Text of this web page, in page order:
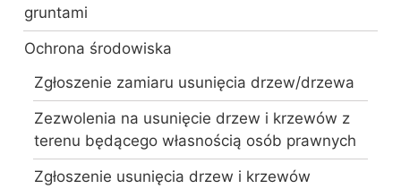
gruntami
Ochrona środowiska
Zgłoszenie zamiaru usunięcia drzew/drzewa
Zezwolenia na usunięcie drzew i krzewów z
terenu będącego własnością osób prawnych
Zgłoszenie usunięcia drzew i krzewów